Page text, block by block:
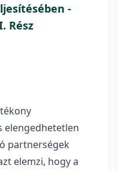
-
Rész
elengedhetetlen
partnerségek
elemzi, hogy a